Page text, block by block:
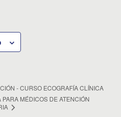
- CURSO ECOGRAFÍA CLÍNICA
PARA MÉDICOS DE ATENCIÓN